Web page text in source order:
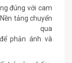
đúng với cam
tảng chuyển
qua
để phản ánh và